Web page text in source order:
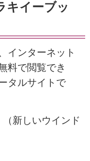
キイーブッ
インターネット
料で閲覧でき
タルサイトで
（新しいウインド